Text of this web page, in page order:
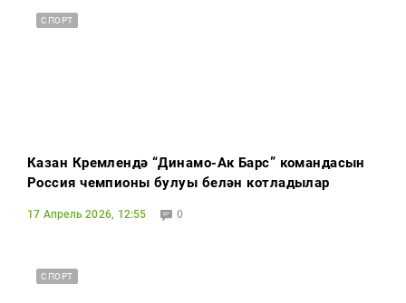
СПОРТ
Казан Кремлендә “Динамо-Ак Барс” командасын
Россия чемпионы булуы белән котладылар
17 Апрель 2026, 12:55 0
СПОРТ